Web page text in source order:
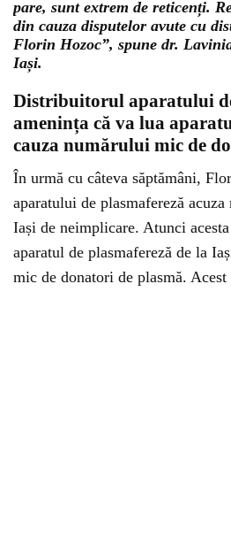
pare, sunt extrem de reticenți.
din cauza disputelor avute cu
Florin Hozoc”, spune dr.
Iași.
Distribuitorul aparatului
amenința că va lua
cauza numărului mic de
În urmă cu câteva săptămâni,
aparatului de plasmafereză
Iași de neimplicare. Atunci
aparatul de plasmafereză de la
mic de donatori de plasmă.